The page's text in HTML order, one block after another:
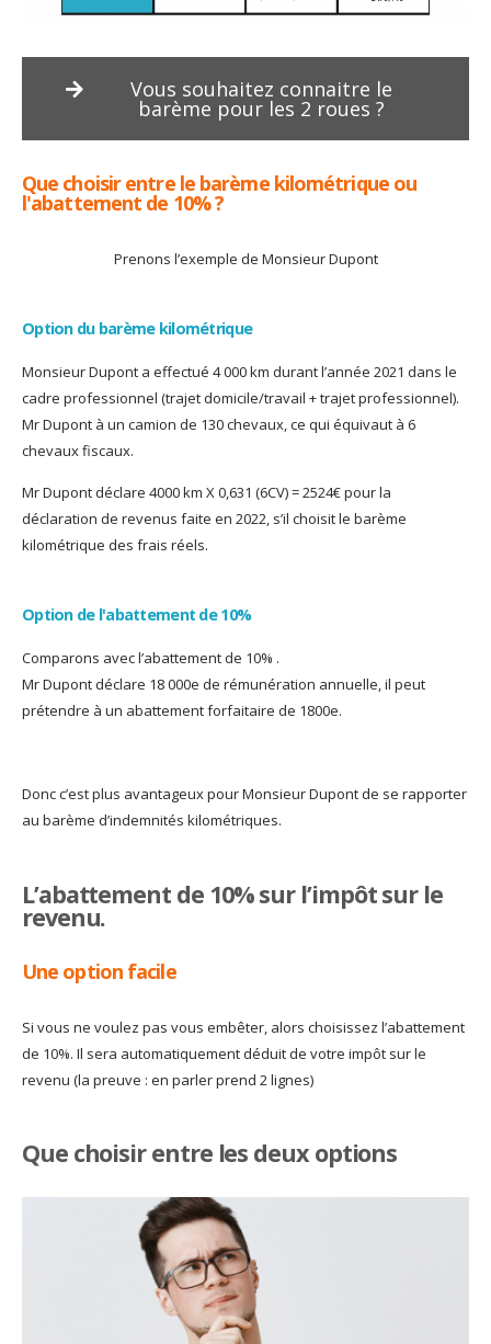
Vous souhaitez connaitre le
barème pour les 2 roues ?
Que choisir entre le barème kilométrique ou
l'abattement de 10% ?
Prenons l’exemple de Monsieur Dupont
Option du barème kilométrique
Monsieur Dupont a effectué 4 000 km durant l’année 2021 dans le
cadre professionnel (trajet domicile/travail + trajet professionnel).
Mr Dupont à un camion de 130 chevaux, ce qui équivaut à 6
chevaux fiscaux.
Mr Dupont déclare 4000 km X 0,631 (6CV) = 2524€ pour la
déclaration de revenus faite en 2022, s’il choisit le barème
kilométrique des frais réels.
Option de l'abattement de 10%
Comparons avec l’abattement de 10% .
Mr Dupont déclare 18 000e de rémunération annuelle, il peut
prétendre à un abattement forfaitaire de 1800e.
Donc c’est plus avantageux pour Monsieur Dupont de se rapporter
au barème d’indemnités kilométriques.
L’abattement de 10% sur l’impôt sur le
revenu.
Une option facile
Si vous ne voulez pas vous embêter, alors choisissez l’abattement
de 10%. Il sera automatiquement déduit de votre impôt sur le
revenu (la preuve : en parler prend 2 lignes)
Que choisir entre les deux options